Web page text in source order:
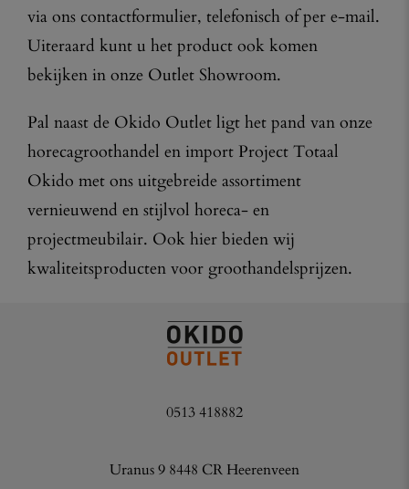
via ons contactformulier, telefonisch of per e-mail.
Uiteraard kunt u het product ook komen
bekijken in onze Outlet Showroom.
Pal naast de Okido Outlet ligt het pand van onze
horecagroothandel en import Project Totaal
Okido met ons uitgebreide assortiment
vernieuwend en stijlvol horeca- en
projectmeubilair. Ook hier bieden wij
kwaliteitsproducten voor groothandelsprijzen.
0513 418882
Uranus 9 8448 CR Heerenveen